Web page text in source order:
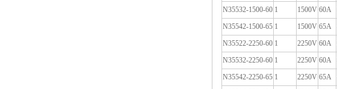
N35532-1500-60 1 1500V 60A
N35542-1500-65 1 1500V 65A
N35522-2250-60 1 2250V 60A
N35532-2250-60 1 2250V 60A
N35542-2250-65 1 2250V 65A